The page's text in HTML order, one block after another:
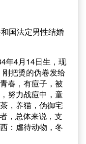
国法定男性结婚
年4月14日生，现
把烫的伪卷发给
春，有痘子，被
努力战痘中，童
，养猫，伪御宅
，总体来说，支
：虐待动物，冬